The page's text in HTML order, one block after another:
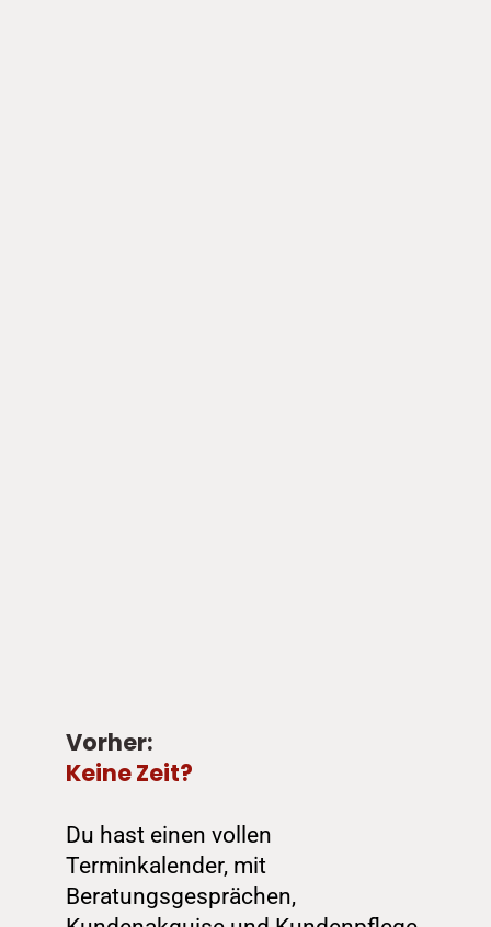
Vorher:
Keine Zeit?
Du hast einen vollen
Terminkalender, mit
Beratungsgesprächen,